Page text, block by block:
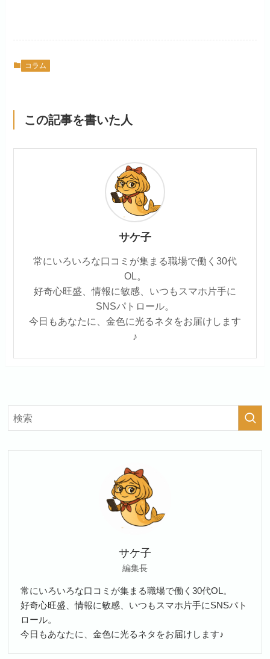
コラム
この記事を書いた人
サケ子
常にいろいろな口コミが集まる職場で働く30代
OL。
好奇心旺盛、情報に敏感、いつもスマホ片手に
SNSパトロール。
今日もあなたに、金色に光るネタをお届けします
♪
サケ子
編集長
常にいろいろな口コミが集まる職場で働く30代OL。
好奇心旺盛、情報に敏感、いつもスマホ片手にSNSパト
ロール。
今日もあなたに、金色に光るネタをお届けします♪